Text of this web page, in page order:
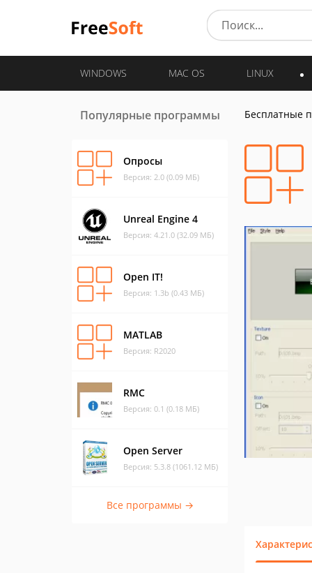
WINDOWS MAC OS LINUX
Популярные программы
Опросы
Версия: 2.0 (0.09 МБ)
Unreal Engine 4
Версия: 4.21.0 (32.09 МБ)
Open IT!
Версия: 1.3b (0.43 МБ)
MATLAB
Версия: R2020
RMC
Версия: 0.1 (0.18 МБ)
Open Server
Версия: 5.3.8 (1061.12 МБ)
Все программы →
Бесплатные